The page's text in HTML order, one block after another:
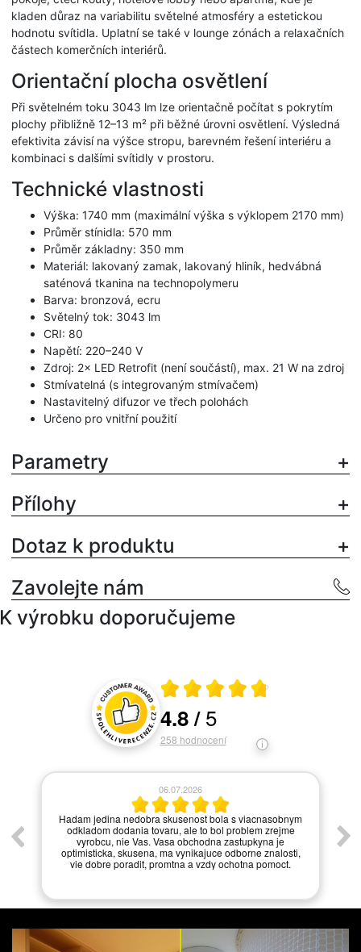
kladen důraz na variabilitu světelné atmosféry a estetickou
hodnotu svítidla. Uplatní se také v lounge zónách a relaxačních
částech komerčních interiérů.
Orientační plocha osvětlení
Při světelném toku 3043 lm lze orientačně počítat s pokrytím
plochy přibližně 12–13 m² při běžné úrovni osvětlení. Výsledná
efektivita závisí na výšce stropu, barevném řešení interiéru a
kombinaci s dalšími svítidly v prostoru.
Technické vlastnosti
Výška: 1740 mm (maximální výška s výklopem 2170 mm)
Průměr stínidla: 570 mm
Průměr základny: 350 mm
Materiál: lakovaný zamak, lakovaný hliník, hedvábná
saténová tkanina na technopolymeru
Barva: bronzová, ecru
Světelný tok: 3043 lm
CRI: 80
Napětí: 220–240 V
Zdroj: 2× LED Retrofit (není součástí), max. 21 W na zdroj
Stmívatelná (s integrovaným stmívačem)
Nastavitelný difuzor ve třech polohách
Určeno pro vnitřní použití
Parametry
Přílohy
Dotaz k produktu
Zavolejte nám
K výrobku doporučujeme
Hodnocení a recenze zákazníků
Průměrné hodnocení 4.8 z 5
4.8/5
258 hodnocení
06.07.2026
Hadam jedina nedobra skusenost bola s viacnasobnym
odkladom dodania tovaru, ale to bol problem zrejme
vyrobcu, nie Vas. Vasa obchodna zastupkyna je
optimisticka, skusena, ma vynikajuce odborne znalosti,
vie dobre poradit, promtna a vzdy ochotna pomoct.